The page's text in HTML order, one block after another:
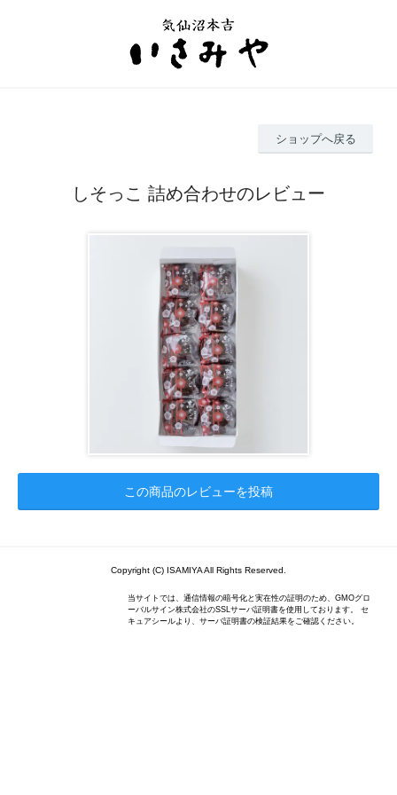
ショップへ戻る
しそっこ 詰め合わせのレビュー
この商品のレビューを投稿
Copyright (C) ISAMIYA All Rights Reserved.
当サイトでは、通信情報の暗号化と実在性の証明のため、GMOグロ
ーバルサイン株式会社のSSLサーバ証明書を使用しております。 セ
キュアシールより、サーバ証明書の検証結果をご確認ください。